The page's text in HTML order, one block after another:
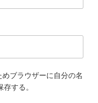
ブラウザーに自分の名
する。